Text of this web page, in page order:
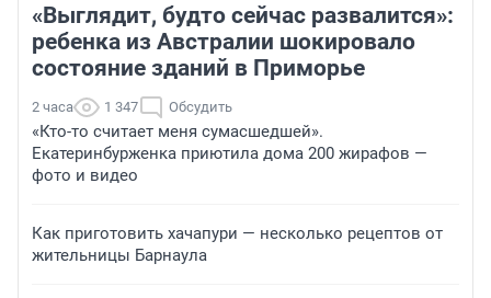
«Выглядит, будто сейчас развалится»:
ребенка из Австралии шокировало
состояние зданий в Приморье
2 часа 1 347 Обсудить
«Кто-то считает меня сумасшедшей».
Екатеринбурженка приютила дома 200 жирафов —
фото и видео
Как приготовить хачапури — несколько рецептов от
жительницы Барнаула